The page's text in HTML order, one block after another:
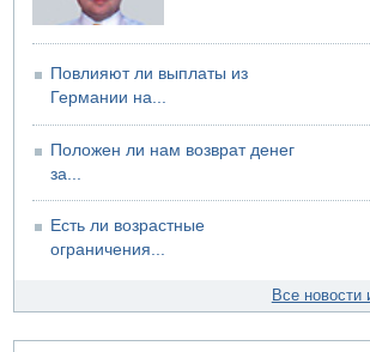
Повлияют ли выплаты из
Германии на...
Положен ли нам возврат денег
за...
Есть ли возрастные
ограничения...
Все новости